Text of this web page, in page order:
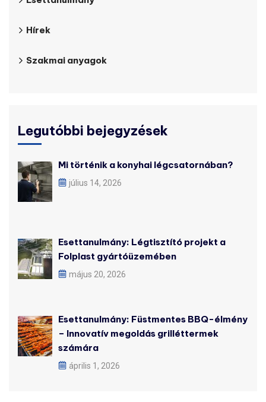
Hírek
Szakmai anyagok
Legutóbbi bejegyzések
Mi történik a konyhai légcsatornában?
július 14, 2026
Esettanulmány: Légtisztító projekt a
Folplast gyártóüzemében
május 20, 2026
Esettanulmány: Füstmentes BBQ-élmény
– Innovatív megoldás grilléttermek
számára
április 1, 2026